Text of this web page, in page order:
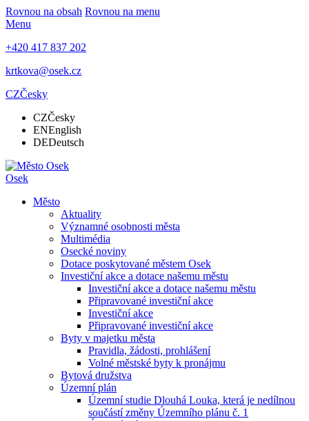
Rovnou na obsah Rovnou na menu
Menu
+420 417 837 202
krtkova@osek.cz
CZČesky
CZČesky
ENEnglish
DEDeutsch
Osek
Město
Aktuality
Významné osobnosti města
Multimédia
Osecké noviny
Dotace poskytované městem Osek
Investiční akce a dotace našemu městu
Investiční akce a dotace našemu městu
Připravované investiční akce
Investiční akce
Připravované investiční akce
Byty v majetku města
Pravidla, žádosti, prohlášení
Volné městské byty k pronájmu
Bytová družstva
Územní plán
Územní studie Dlouhá Louka, která je nedílnou
součástí změny Územního plánu č. 1